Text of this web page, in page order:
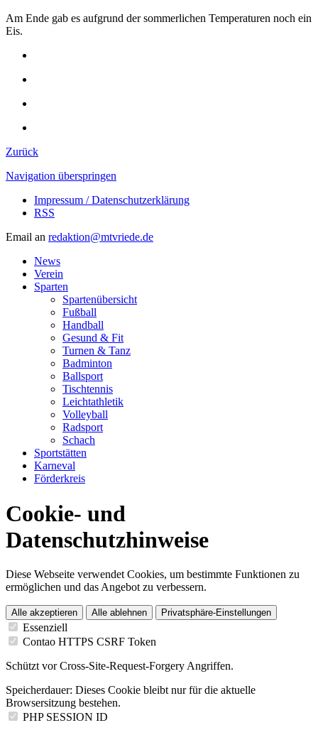
Am Ende gab es aufgrund der sommerlichen Temperaturen noch ein
Eis.
Zurück
Navigation überspringen
Impressum / Datenschutzerklärung
RSS
Email an redaktion@mtvriede.de
News
Verein
Sparten
Spartenübersicht
Fußball
Handball
Gesund & Fit
Turnen & Tanz
Badminton
Ballsport
Tischtennis
Leichtathletik
Volleyball
Radsport
Schach
Sportstätten
Karneval
Förderkreis
Cookie- und
Datenschutzhinweise
Diese Webseite verwendet Cookies, um bestimmte Funktionen zu
ermöglichen und das Angebot zu verbessern.
Alle akzeptieren Alle ablehnen Privatsphäre-Einstellungen
Essenziell
Contao HTTPS CSRF Token
Schützt vor Cross-Site-Request-Forgery Angriffen.
Speicherdauer: Dieses Cookie bleibt nur für die aktuelle
Browsersitzung bestehen.
PHP SESSION ID